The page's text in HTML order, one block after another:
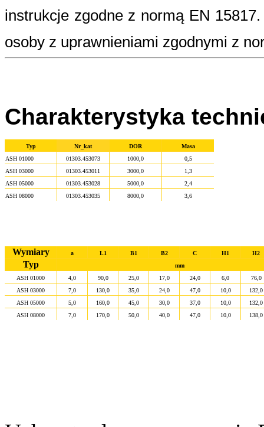
instrukcje zgodne z normą EN
osoby z uprawnieniami zgodnymi z
Charakterystyka
Typ Nr_kat DOR
Masa
ASH 01000
01303.453073 1000,0
0,5
ASH 03000
01303.453011 3000,0
1,3
ASH 05000
01303.453028 5000,0
2,4
ASH 08000
01303.453035 8000,0 3,6
Wymiary a L1 B1 B2 C H1 H2
Typ
mm
ASH 01000
4,0 90,0 25,0 17,0 24,0 6,0
76,0
ASH 03000
7,0 130,0 35,0 24,0 47,0 10,0
132,0
ASH 05000
5,0 160,0 45,0 30,0 37,0 10,0
132,0
ASH 08000
7,0 170,0 50,0 40,0 47,0 10,0 138,0